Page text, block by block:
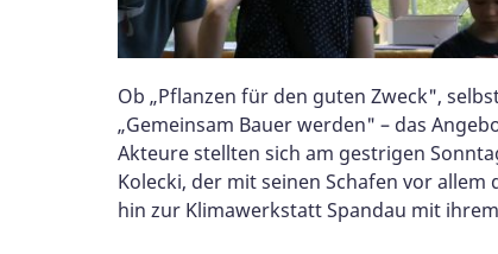
Ob „Pflanzen für den guten Zweck",
„Gemeinsam Bauer werden" – das
Akteure stellten sich am gestrigen
Kolecki, der mit seinen Schafen vor
hin zur Klimawerkstatt Spandau mit